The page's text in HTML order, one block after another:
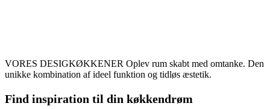
VORES DESIGKØKKENER Oplev rum skabt med omtanke. Den
unikke kombination af ideel funktion og tidløs æstetik.
Find inspiration til din køkkendrøm